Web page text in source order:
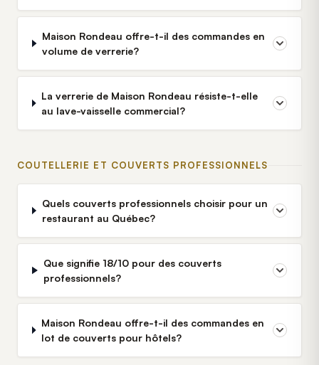
Maison Rondeau offre-t-il des commandes en
volume de verrerie?
La verrerie de Maison Rondeau résiste-t-elle
au lave-vaisselle commercial?
COUTELLERIE ET COUVERTS PROFESSIONNELS
Quels couverts professionnels choisir pour un
restaurant au Québec?
Que signifie 18/10 pour des couverts
professionnels?
Maison Rondeau offre-t-il des commandes en
lot de couverts pour hôtels?